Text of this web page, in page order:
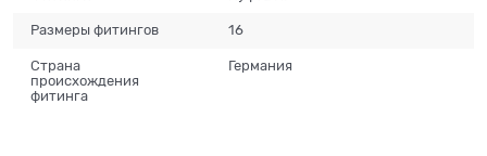
Размеры фитингов 16
Страна
происхождения
фитинга
Германия